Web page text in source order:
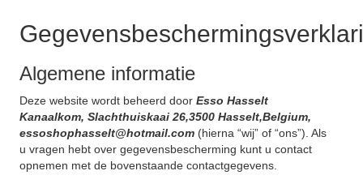
Algemene informatie
Deze website wordt beheerd door Esso Hasselt
Kanaalkom, Slachthuiskaai 26,3500 Hasselt,Belgium,
essoshophasselt@hotmail.com (hierna “wij” of “ons”). Als
u vragen hebt over gegevensbescherming kunt u contact
opnemen met de bovenstaande contactgegevens.